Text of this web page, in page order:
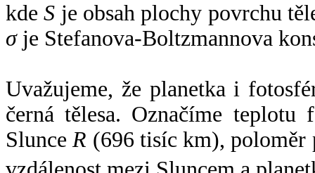
kdeS je obsah plochy povrchu
σje Stefanova-Boltzmannova
Uvažujeme, že planetka i
černá tělesa. Označíme
SlunceR (696 tisíc km),